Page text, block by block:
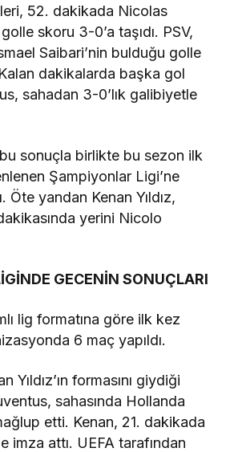
52. dakikada Nicolas
skoru 3-0’a taşıdı. PSV,
Saibari’nin bulduğu golle
dakikalarda başka gol
sahadan 3-0’lık galibiyetle
sonuçla birlikte bu sezon ilk
Şampiyonlar Ligi’ne
Öte yandan Kenan Yıldız,
yerini Nicolo
GECENİN SONUÇLARI
lig formatına göre ilk kez
6 maç yapıldı.
Yıldız’ın formasını giydiği
sahasında Hollanda
etti. Kenan, 21. dakikada
imza attı. UEFA tarafından